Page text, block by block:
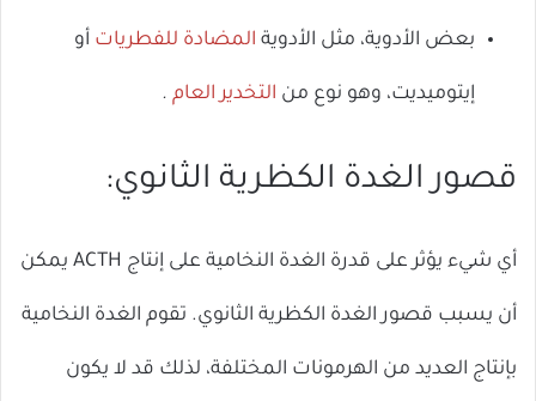
بعض الأدوية، مثل الأدوية المضادة للفطريات أو
إيتوميديت، وهو نوع من التخدير العام .
قصور الغدة الكظرية الثانوي:
أي شيء يؤثر على قدرة الغدة النخامية على إنتاج ACTH يمكن
أن يسبب قصور الغدة الكظرية الثانوي. تقوم الغدة النخامية
بإنتاج العديد من الهرمونات المختلفة، لذلك قد لا يكون